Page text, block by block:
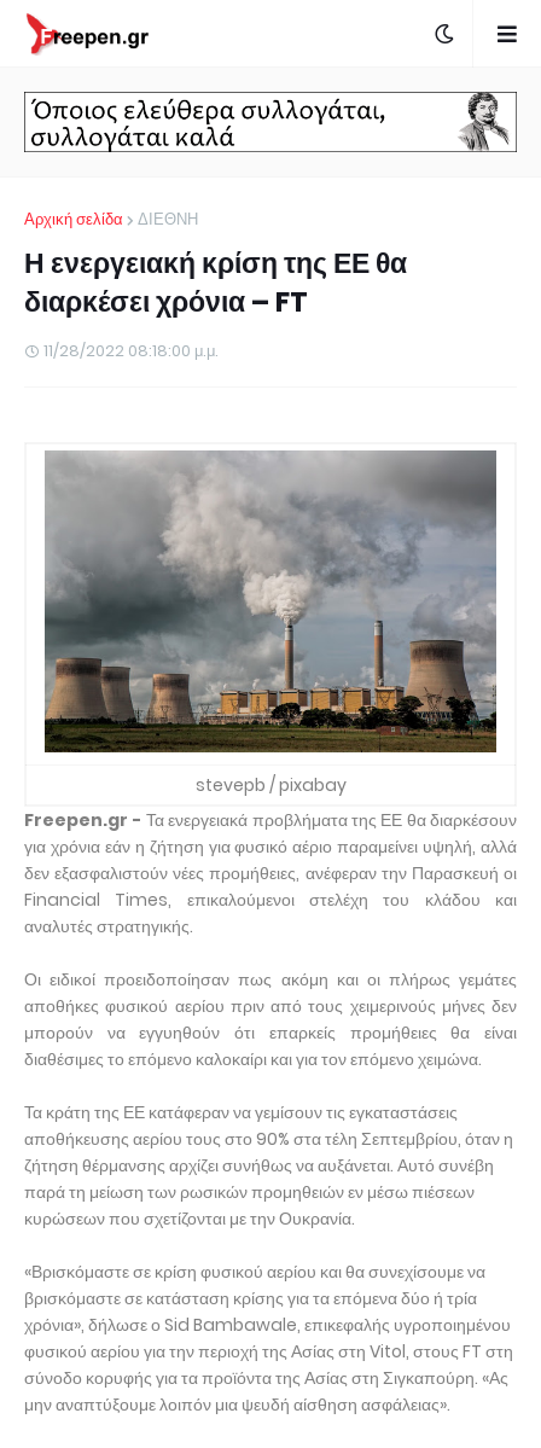
Αρχική σελίδα ΔΙΕΘΝΗ
Η ενεργειακή κρίση της ΕΕ θα
διαρκέσει χρόνια – FT
11/28/2022 08:18:00 μ.μ.
stevepb / pixabay
Freepen.gr - Τα ενεργειακά προβλήματα της ΕΕ θα διαρκέσουν
για χρόνια εάν η ζήτηση για φυσικό αέριο παραμείνει υψηλή, αλλά
δεν εξασφαλιστούν νέες προμήθειες, ανέφεραν την Παρασκευή οι
Financial Times, επικαλούμενοι στελέχη του κλάδου και
αναλυτές στρατηγικής.
Οι ειδικοί προειδοποίησαν πως ακόμη και οι πλήρως γεμάτες
αποθήκες φυσικού αερίου πριν από τους χειμερινούς μήνες δεν
μπορούν να εγγυηθούν ότι επαρκείς προμήθειες θα είναι
διαθέσιμες το επόμενο καλοκαίρι και για τον επόμενο χειμώνα.
Τα κράτη της ΕΕ κατάφεραν να γεμίσουν τις εγκαταστάσεις
αποθήκευσης αερίου τους στο 90% στα τέλη Σεπτεμβρίου, όταν η
ζήτηση θέρμανσης αρχίζει συνήθως να αυξάνεται. Αυτό συνέβη
παρά τη μείωση των ρωσικών προμηθειών εν μέσω πιέσεων
κυρώσεων που σχετίζονται με την Ουκρανία.
«Βρισκόμαστε σε κρίση φυσικού αερίου και θα συνεχίσουμε να
βρισκόμαστε σε κατάσταση κρίσης για τα επόμενα δύο ή τρία
χρόνια», δήλωσε ο Sid Bambawale, επικεφαλής υγροποιημένου
φυσικού αερίου για την περιοχή της Ασίας στη Vitol, στους FT στη
σύνοδο κορυφής για τα προϊόντα της Ασίας στη Σιγκαπούρη. «Ας
μην αναπτύξουμε λοιπόν μια ψευδή αίσθηση ασφάλειας».